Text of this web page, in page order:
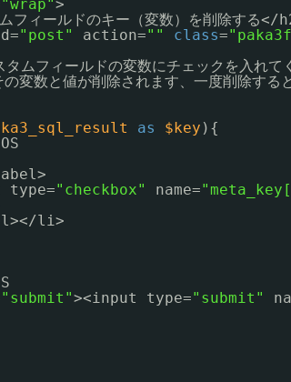
"wrap">
フィールドのキー（変数）を削除する</
"post" action="" class=
タムフィールドの変数にチェックを入れ
変数と値が削除されます、一度削除する
as $key ){
type="checkbox" name=
li>
"submit"><input type="submit"